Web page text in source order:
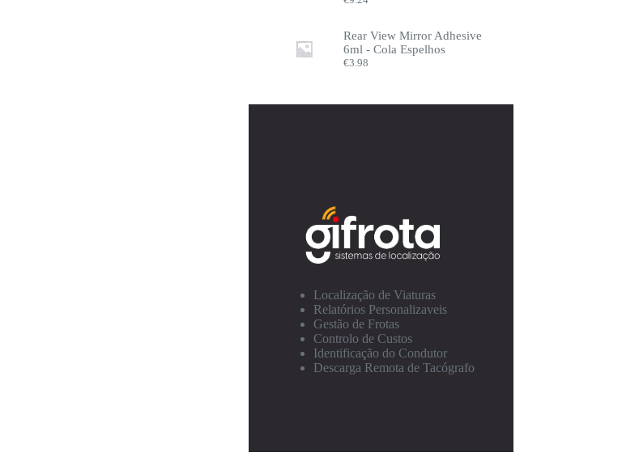
Rear View Mirror Adhesive
6ml - Cola Espelhos
€3.98
Localização de Viaturas
Relatórios Personalizaveis
Gestão de Frotas
Controlo de Custos
Identificação do Condutor
Descarga Remota de Tacógrafo